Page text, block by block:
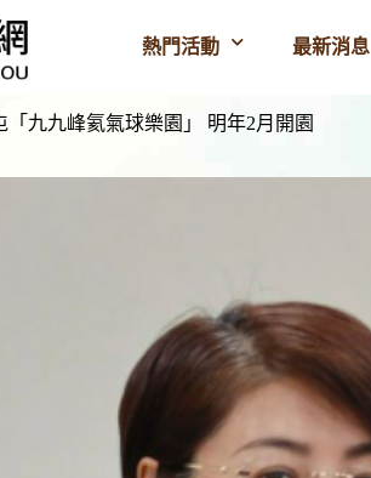
熱門活動 最新消息
九九峰氦氣球樂園」 明年2月開園